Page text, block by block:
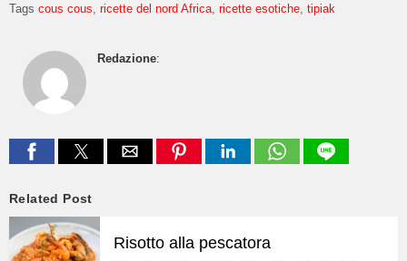
Tags cous cous ricette del nord Africa ricette esotiche tipiak
Redazione:
Related Post
Risotto alla pescatora